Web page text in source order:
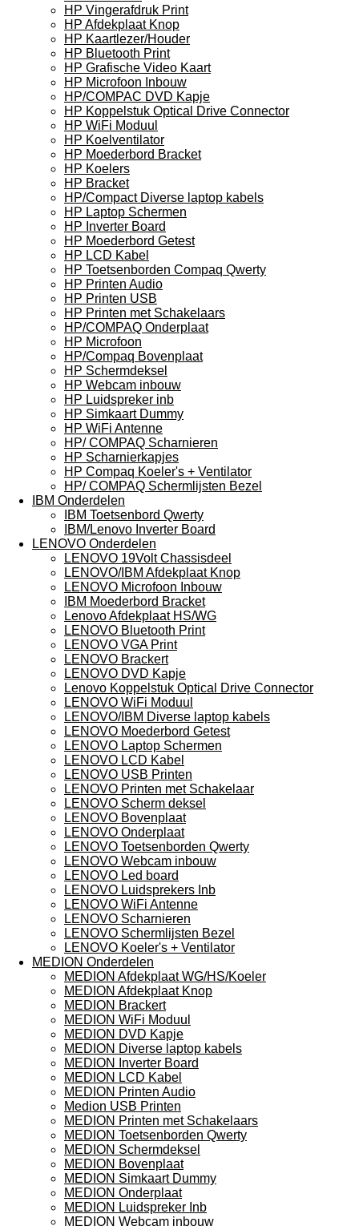
HP Vingerafdruk Print
HP Afdekplaat Knop
HP Kaartlezer/Houder
HP Bluetooth Print
HP Grafische Video Kaart
HP Microfoon Inbouw
HP/COMPAC DVD Kapje
HP Koppelstuk Optical Drive Connector
HP WiFi Moduul
HP Koelventilator
HP Moederbord Bracket
HP Koelers
HP Bracket
HP/Compact Diverse laptop kabels
HP Laptop Schermen
HP Inverter Board
HP Moederbord Getest
HP LCD Kabel
HP Toetsenborden Compaq Qwerty
HP Printen Audio
HP Printen USB
HP Printen met Schakelaars
HP/COMPAQ Onderplaat
HP Microfoon
HP/Compaq Bovenplaat
HP Schermdeksel
HP Webcam inbouw
HP Luidspreker inb
HP Simkaart Dummy
HP WiFi Antenne
HP/ COMPAQ Scharnieren
HP Scharnierkapjes
HP Compaq Koeler's + Ventilator
HP/ COMPAQ Schermlijsten Bezel
IBM Onderdelen
IBM Toetsenbord Qwerty
IBM/Lenovo Inverter Board
LENOVO Onderdelen
LENOVO 19Volt Chassisdeel
LENOVO/IBM Afdekplaat Knop
LENOVO Microfoon Inbouw
IBM Moederbord Bracket
Lenovo Afdekplaat HS/WG
LENOVO Bluetooth Print
LENOVO VGA Print
LENOVO Brackert
LENOVO DVD Kapje
Lenovo Koppelstuk Optical Drive Connector
LENOVO WiFi Moduul
LENOVO/IBM Diverse laptop kabels
LENOVO Moederbord Getest
LENOVO Laptop Schermen
LENOVO LCD Kabel
LENOVO USB Printen
LENOVO Printen met Schakelaar
LENOVO Scherm deksel
LENOVO Bovenplaat
LENOVO Onderplaat
LENOVO Toetsenborden Qwerty
LENOVO Webcam inbouw
LENOVO Led board
LENOVO Luidsprekers Inb
LENOVO WiFi Antenne
LENOVO Scharnieren
LENOVO Schermlijsten Bezel
LENOVO Koeler's + Ventilator
MEDION Onderdelen
MEDION Afdekplaat WG/HS/Koeler
MEDION Afdekplaat Knop
MEDION Brackert
MEDION WiFi Moduul
MEDION DVD Kapje
MEDION Diverse laptop kabels
MEDION Inverter Board
MEDION LCD Kabel
MEDION Printen Audio
Medion USB Printen
MEDION Printen met Schakelaars
MEDION Toetsenborden Qwerty
MEDION Schermdeksel
MEDION Bovenplaat
MEDION Simkaart Dummy
MEDION Onderplaat
MEDION Luidspreker Inb
MEDION Webcam inbouw